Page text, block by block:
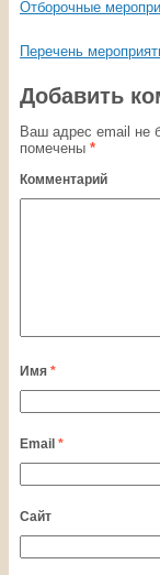
Отборочные
Перечень
Добавить
Ваш адрес email не
помечены *
Комментарий
Имя *
Email *
Сайт